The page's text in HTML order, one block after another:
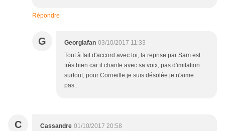
Répondre
G Georgiafan 03/10/2017 11:33
Tout à fait d'accord avec toi, la reprise par Sam est
très bien car il chante avec sa voix, pas d'imitation
surtout, pour Corneille je suis désolée je n'aime
pas...
C Cassandre 01/10/2017 20:58